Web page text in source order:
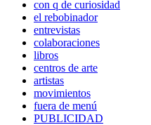
con q de curiosidad
el rebobinador
entrevistas
colaboraciones
libros
centros de arte
artistas
movimientos
fuera de menú
PUBLICIDAD